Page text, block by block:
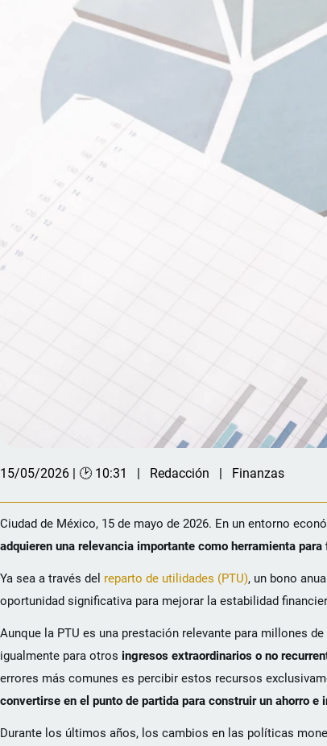
15/05/2026 | 🕑 10:31 Redacción Finanzas
Ciudad de México, 15 de mayo de 2026. En un entorno
adquieren una relevancia importante como herramienta
Ya sea a través del reparto de utilidades (PTU), un bono
oportunidad significativa para mejorar la estabilidad
Aunque la PTU es una prestación relevante para millones
igualmente para otros ingresos extraordinarios o no
errores más comunes es percibir estos recursos
convertirse en el punto de partida para construir un ahorro e
Durante los últimos años, los cambios en las políticas